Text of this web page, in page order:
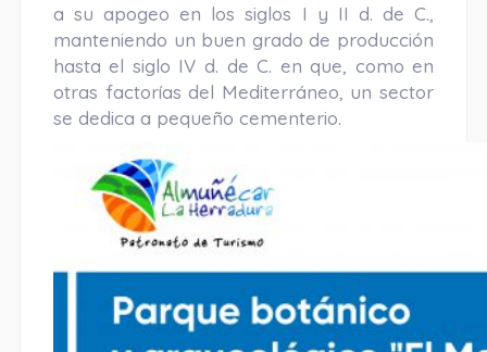
a su apogeo en los siglos I y II d. de C.,
manteniendo un buen grado de producción
hasta el siglo IV d. de C. en que, como en
otras factorías del Mediterráneo, un sector
se dedica a pequeño cementerio.